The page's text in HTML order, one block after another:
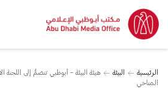
الرئيسية البيئة
هيئة البيئة – أبوظبي تنضمُّ إلى اللجنة
المناخي